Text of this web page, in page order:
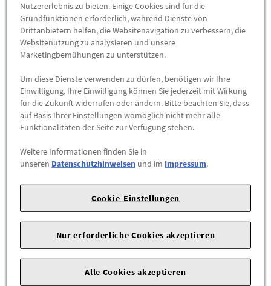
% 27,90 €*
ZUM PRODUKT
Audi Schlüsselanhänger Q6 e-tron
3182501300
Audi Sitzleder Valcona
Nutzererlebnis zu bieten. Einige Cookies sind für die
Grundfunktionen erforderlich, während Dienste von
Drittanbietern helfen, die Websitenavigation zu verbessern, die
Websitenutzung zu analysieren und unsere
Marketingbemühungen zu unterstützen.
Um diese Dienste verwenden zu dürfen, benötigen wir Ihre
Einwilligung. Ihre Einwilligung können Sie jederzeit mit Wirkung
für die Zukunft widerrufen oder ändern. Bitte beachten Sie, dass
auf Basis Ihrer Einstellungen womöglich nicht mehr alle
Funktionalitäten der Seite zur Verfügung stehen.
Weitere Informationen finden Sie in
unseren Datenschutzhinweisen und im Impressum.
Cookie-Einstellungen
Nur erforderliche Cookies akzeptieren
Alle Cookies akzeptieren